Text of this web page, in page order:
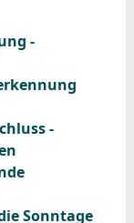
-
-
Sonntage